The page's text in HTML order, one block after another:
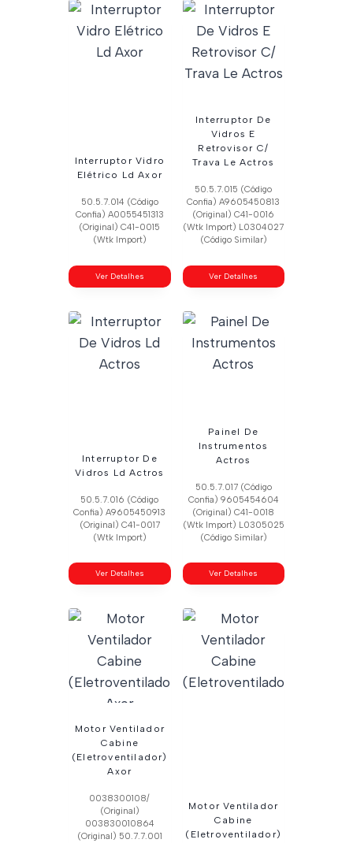
Interruptor Vidro
Elétrico Ld Axor
50.5.7.014 (Código
Confia) A0055451313
(Original) C41-0015
(Wtk Import)
Ver Detalhes
Interruptor De
Vidros E
Retrovisor C/
Trava Le Actros
50.5.7.015 (Código
Confia) A9605450813
(Original) C41-0016
(Wtk Import) L0304027
(Código Similar)
Ver Detalhes
Interruptor De
Vidros Ld Actros
50.5.7.016 (Código
Confia) A9605450913
(Original) C41-0017
(Wtk Import)
Ver Detalhes
Painel De
Instrumentos
Actros
50.5.7.017 (Código
Confia) 9605454604
(Original) C41-0018
(Wtk Import) L0305025
(Código Similar)
Ver Detalhes
Motor Ventilador
Cabine
(Eletroventilador)
Axor
0038300108/
(Original)
003830010864
(Original) 50.7.7.001
Motor Ventilador
Cabine
(Eletroventilador)